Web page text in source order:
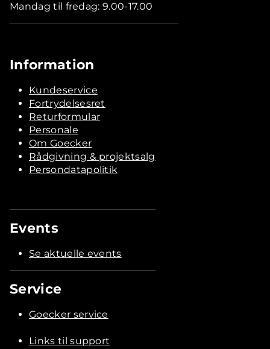
Mandag til fredag: 9.00-17.00
Information
Kundeservice
Fortrydelsesret
Returformular
Personale
Om Goecker
Rådgivning & projektsalg
Persondatapolitik
Events
Se aktuelle events
Service
Goecker service
Links til support